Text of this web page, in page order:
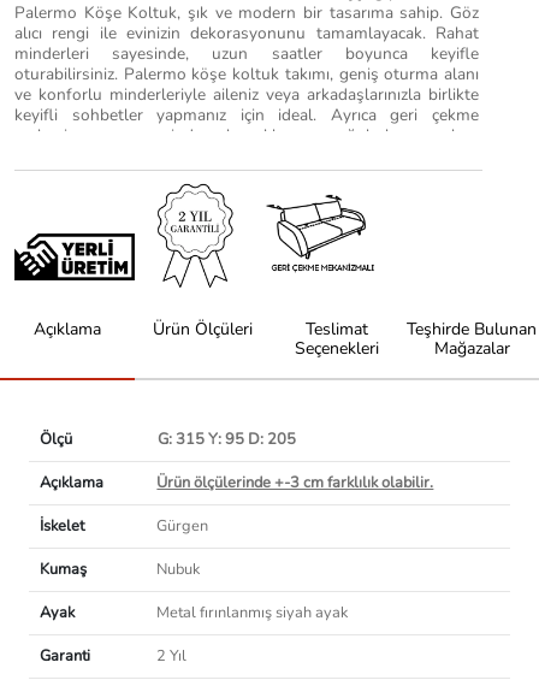
Palermo Köşe Koltuk, şık ve modern bir tasarıma sahip. Göz
alıcı rengi ile evinizin dekorasyonunu tamamlayacak. Rahat
minderleri sayesinde, uzun saatler boyunca keyifle
oturabilirsiniz. Palermo köşe koltuk takımı, geniş oturma alanı
ve konforlu minderleriyle aileniz veya arkadaşlarınızla birlikte
keyifli sohbetler yapmanız için ideal. Ayrıca geri çekme
mekanizması sayesinde, konuklarınızı ağırlarken onlara
Palermo köşe koltuk takımı, doğanın huzurunu ve rahatlığını
evinize getiriyor. Kendinizi doğanın kollarına bırakmak
istiyorsanız, Palermo tam size göre!
Açıklama Ürün Ölçüleri
Teslimat
Seçenekleri
Teşhirde Bulunan
Mağazalar
Ölçü
G: 315 Y: 95 D: 205
Açıklama
Ürün ölçülerinde +-3 cm farklılık olabilir.
İskelet
Gürgen
Kumaş
Nubuk
Ayak
Metal fırınlanmış siyah ayak
Garanti
2 Yıl